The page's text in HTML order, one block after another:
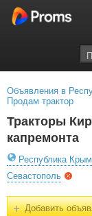
Объявления в
Продам трактор
Тракторы
капремонта
Республика Крым
Севастополь
+Добавить